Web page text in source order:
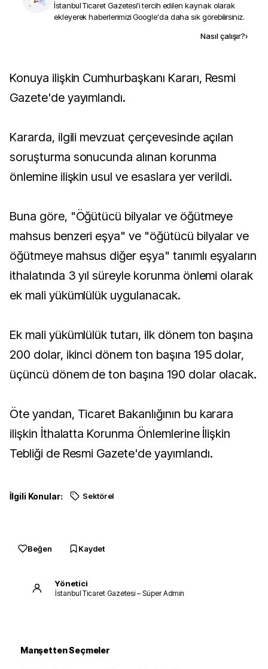
İstanbul Ticaret Gazetesi'i tercih edilen kaynak olarak
ekleyerek haberlerimizi Google'da daha sık görebilirsiniz.
Nasıl çalışır?›
Konuya ilişkin Cumhurbaşkanı Kararı, Resmi
Gazete'de yayımlandı.
Kararda, ilgili mevzuat çerçevesinde açılan
soruşturma sonucunda alınan korunma
önlemine ilişkin usul ve esaslara yer verildi.
Buna göre, "Öğütücü bilyalar ve öğütmeye
mahsus benzeri eşya" ve "öğütücü bilyalar ve
öğütmeye mahsus diğer eşya" tanımlı eşyaların
ithalatında 3 yıl süreyle korunma önlemi olarak
ek mali yükümlülük uygulanacak.
Ek mali yükümlülük tutarı, ilk dönem ton başına
200 dolar, ikinci dönem ton başına 195 dolar,
üçüncü dönem de ton başına 190 dolar olacak.
Öte yandan, Ticaret Bakanlığının bu karara
ilişkin İthalatta Korunma Önlemlerine İlişkin
Tebliği de Resmi Gazete'de yayımlandı.
İlgili Konular: Sektörel
Beğen Kaydet
Yönetici
İstanbul Ticaret Gazetesi – Süper Admin
Manşetten Seçmeler